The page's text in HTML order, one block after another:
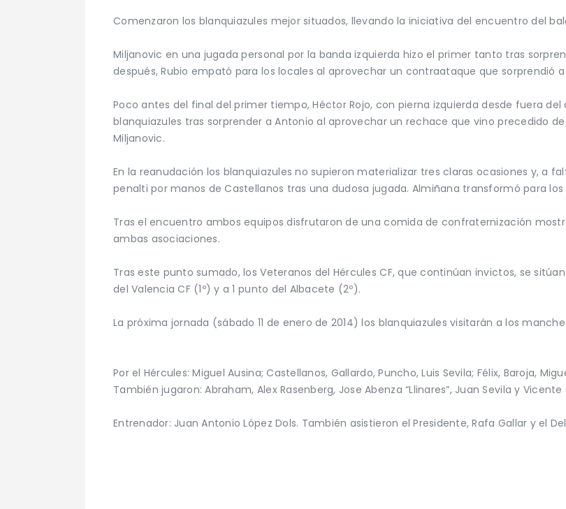
Comenzaron los blanquiazules mejor situados, llevando la iniciativa del encuentro del
Miljanovic en una jugada personal por la banda izquierda hizo el primer tanto tras
después, Rubio empató para los locales al aprovechar un contraataque que sorprendió
Poco antes del final del primer tiempo, Héctor Rojo, con pierna izquierda desde fuera
blanquiazules tras sorprender a Antonio al aprovechar un rechace que vino precedido
Miljanovic.
En la reanudación los blanquiazules no supieron materializar tres claras ocasiones y, a
penalti por manos de Castellanos tras una dudosa jugada. Almiñana transformó para
Tras el encuentro ambos equipos disfrutaron de una comida de confraternización
ambas asociaciones.
Tras este punto sumado, los Veteranos del Hércules CF, que continúan invictos, se
del Valencia CF (1º) y a 1 punto del Albacete (2º).
La próxima jornada (sábado 11 de enero de 2014) los blanquiazules visitarán a los
Por el Hércules: Miguel Ausina; Castellanos, Gallardo, Puncho, Luis Sevila; Félix, Baroja,
También jugaron: Abraham, Alex Rasenberg, Jose Abenza “Llinares”, Juan Sevila y Vicente
Entrenador: Juan Antonio López Dols. También asistieron el Presidente, Rafa Gallar y el